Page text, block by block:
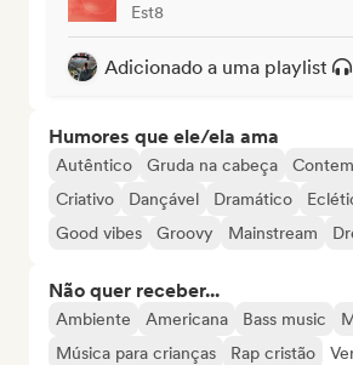
Est8
Adicionado a uma playlist
Humores que ele/ela ama
Autêntico Gruda na cabeça
Criativo
Dançável Dramático
Good vibes
Groovy Mainstream
Não quer receber...
Ambiente Americana Bass music
Música para crianças
Rap cristão